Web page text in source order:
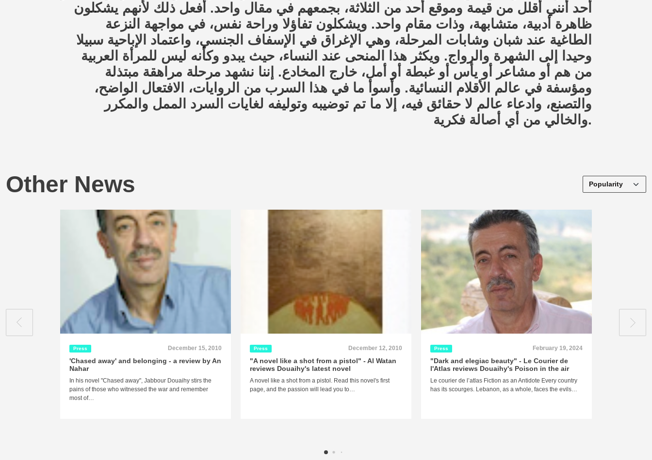
أحد أنني أقلل من قيمة وموقع أحد من الثلاثة، بجمعهم في مقال واحد. أفعل ذلك لأنهم يشكلون
ظاهرة أدبية، متشابهة، وذات مقام واحد. ويشكلون تفاؤلا وراحة نفس، في مواجهة النزعة
الطاغية عند شبان وشابات المرحلة، وهي الإغراق في الإسفاف الجنسي، واعتماد الإباحية سبيلا
وحيدا إلى الشهرة والرواج. ويكثر هذا المنحى عند النساء، حيث يبدو وكأنه ليس للمرأة العربية
من هم أو مشاعر أو يأس أو غبطة أو أمل، خارج المخادع. إننا نشهد مرحلة مراهقة مبتذلة
ومؤسفة في عالم الأقلام النسائية. وأسوأ ما في هذا السرب من الروايات، الافتعال الواضح،
والتصنع، وادعاء عالم لا حقائق فيه، إلا ما تم توضيبه وتوليفه لغايات السرد الممل والمكرر
والخالي من أي أصالة فكرية.
Other News
Press December 15, 2010
'Chased away' and belonging - a review by An
Nahar
In his novel "Chased away", Jabbour Douaihy stirs the
pains of those who witnessed the war and remember
most of…
Press December 12, 2010
"A novel like a shot from a pistol" - Al Watan
reviews Douaihy's latest novel
A novel like a shot from a pistol. Read this novel's first
page, and the passion will lead you to…
Press February 19, 2024
"Dark and elegiac beauty" - Le Courier de
l'Atlas reviews Douaihy's Poison in the air
Le courier de l’atlas Fiction as an Antidote Every country
has its scourges. Lebanon, as a whole, faces the evils…